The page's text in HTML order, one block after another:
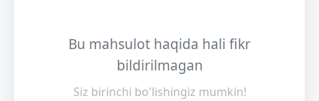
Bu mahsulot haqida hali fikr
bildirilmagan
Siz birinchi bo'lishingiz mumkin!